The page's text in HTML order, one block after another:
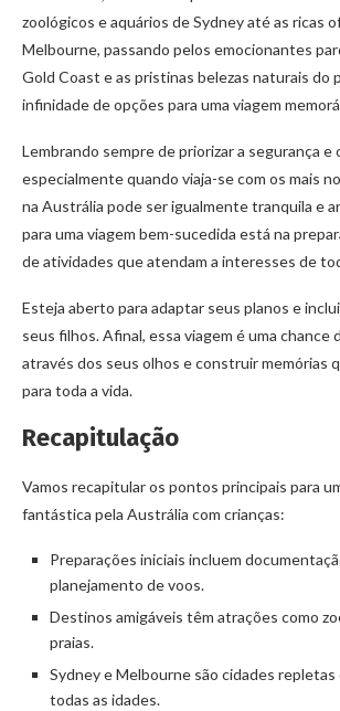
zoológicos e aquários de Sydney até as ricas
Melbourne, passando pelos emocionantes
Gold Coast e as pristinas belezas naturais do
infinidade de opções para uma viagem
Lembrando sempre de priorizar a segurança e
especialmente quando viaja-se com os mais
na Austrália pode ser igualmente tranquila e
para uma viagem bem-sucedida está na
de atividades que atendam a interesses de
Esteja aberto para adaptar seus planos e
seus filhos. Afinal, essa viagem é uma chance
através dos seus olhos e construir memórias
para toda a vida.
Recapitulação
Vamos recapitular os pontos principais para
fantástica pela Austrália com crianças:
Preparações iniciais incluem
planejamento de voos.
Destinos amigáveis têm atrações como
praias.
Sydney e Melbourne são cidades repletas
todas as idades.